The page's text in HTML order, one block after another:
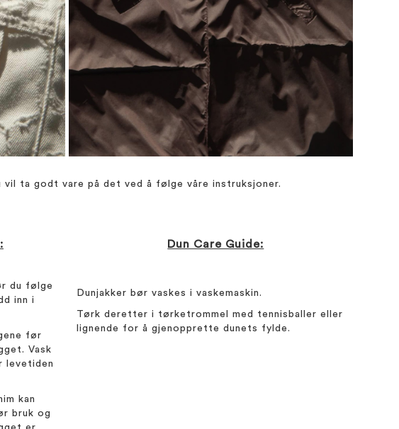
ta godt vare på det ved å følge våre instruksjoner.
du følge
inn i
før
Vask
levetiden
kan
bruk og
Dun Care Guide:
Dunjakker bør vaskes i vaskemaskin.
Tørk deretter i tørketrommel med tennisballer eller
lignende for å gjenopprette dunets fylde.